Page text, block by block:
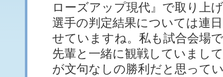
ローズアップ現代』で取り上
選手の判定結果については連
せていますね。私も試合会場
先輩と一緒に観戦していまし
が文句なしの勝利だと思って